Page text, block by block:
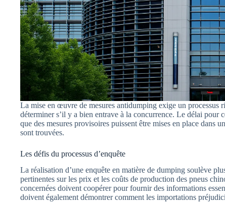
La mise en œuvre de mesures antidumping exige un processus
déterminer s’il y a bien entrave à la concurrence. Le délai pour
que des mesures provisoires puissent être mises en place dans
sont trouvées.
Les défis du processus d’enquête
La réalisation d’une enquête en matière de dumping soulève
pertinentes sur les prix et les coûts de production des pneus
concernées doivent coopérer pour fournir des informations
doivent également démontrer comment les importations